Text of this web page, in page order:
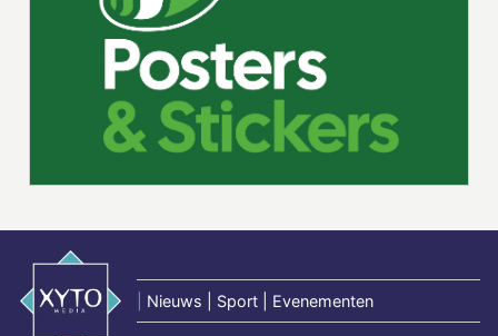
Nieuws | Sport | Evenementen